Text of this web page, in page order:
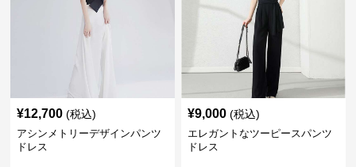
¥12,700 (税込)
アシンメトリーデザインパンツ
ドレス
¥9,000 (税込)
エレガントなツーピースパンツ
ドレス